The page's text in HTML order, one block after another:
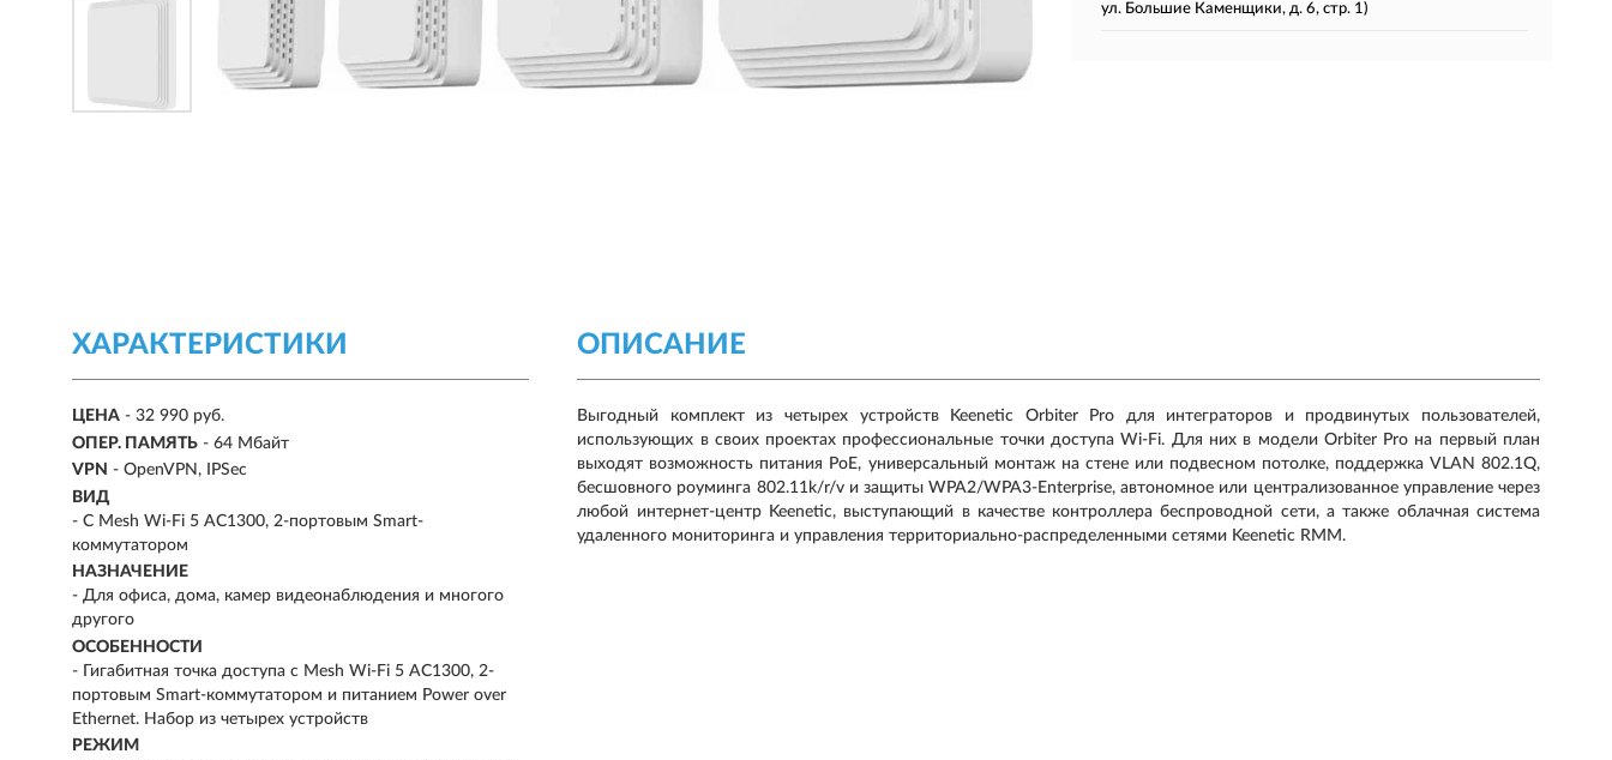
ул. Большие Каменщики, д. 6, стр. 1)
ХАРАКТЕРИСТИКИ
ЦЕНА - 32 990 руб.
ОПЕР. ПАМЯТЬ - 64 Мбайт
VPN - OpenVPN, IPSec
ВИД
- С Mesh Wi-Fi 5 AC1300, 2-портовым Smart-
коммутатором
НАЗНАЧЕНИЕ
- Для офиса, дома, камер видеонаблюдения и многого
другого
ОСОБЕННОСТИ
- Гигабитная точка доступа с Mesh Wi-Fi 5 AC1300, 2-
портовым Smart-коммутатором и питанием Power over
Ethernet. Набор из четырех устройств
РЕЖИМ
ОПИСАНИЕ
Выгодный комплект из четырех устройств Keenetic Orbiter Pro для интеграторов и продвинутых пользователей,
использующих в своих проектах профессиональные точки доступа Wi-Fi. Для них в модели Orbiter Pro на первый план
выходят возможность питания PoE, универсальный монтаж на стене или подвесном потолке, поддержка VLAN 802.1Q,
бесшовного роуминга 802.11k/r/v и защиты WPA2/WPA3-Enterprise, автономное или централизованное управление через
любой интернет-центр Keenetic, выступающий в качестве контроллера беспроводной сети, а также облачная система
удаленного мониторинга и управления территориально-распределенными сетями Keenetic RMM.